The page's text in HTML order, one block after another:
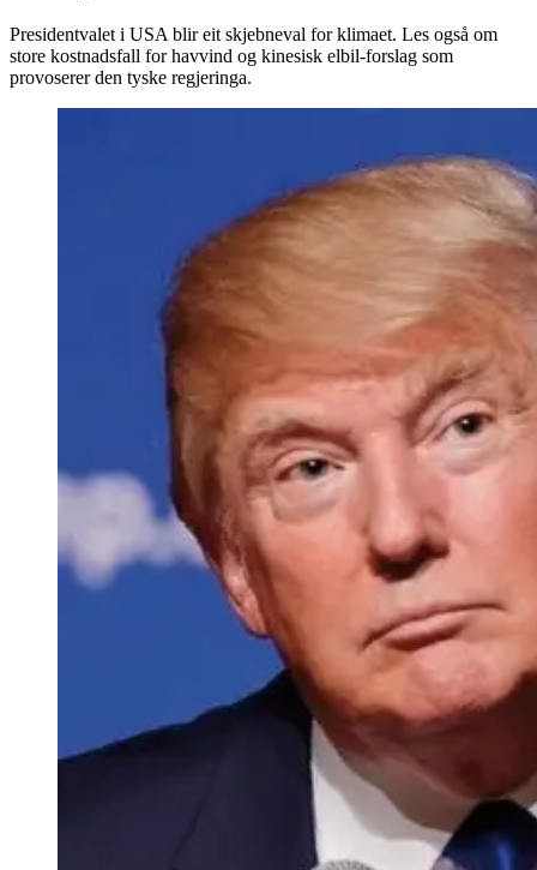
Presidentvalet i USA blir eit skjebneval for klimaet. Les også om
store kostnadsfall for havvind og kinesisk elbil-forslag som
provoserer den tyske regjeringa.